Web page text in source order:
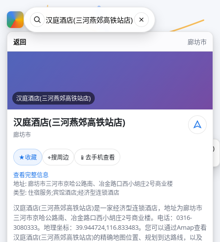
返回 廊坊市
汉庭酒店(三河燕郊高铁站店)
汉庭酒店(三河燕郊高铁站店)
廊坊市
★收藏 ⌖搜周边 📱 去手机查看
查看完整信息
地址: 廊坊市三河市京哈公路南、冶金路口西小胡庄2号商业楼
类型: 住宿服务;宾馆酒店;经济型连锁酒店
汉庭酒店(三河燕郊高铁站店)是一家经济型连锁酒店，地址为廊坊市
三河市京哈公路南、冶金路口西小胡庄2号商业楼。电话：0316-
3080333。地理坐标：39.944724,116.833483。您可以通过Amap查看
汉庭酒店(三河燕郊高铁站店)的精确地图位置、规划到达路线，以及
汉庭酒店(三河燕郊高铁站店)